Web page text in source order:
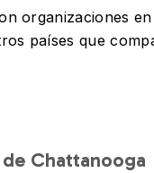
organizaciones en
países que
Chattanooga